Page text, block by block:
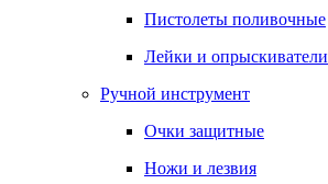
Пистолеты поливочные
Лейки и опрыскиватели
Ручной инструмент
Очки защитные
Ножи и лезвия